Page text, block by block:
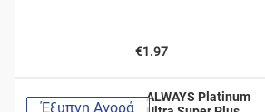
€1.97
Έξυπνη Αγορά
ALWAYS Platinum